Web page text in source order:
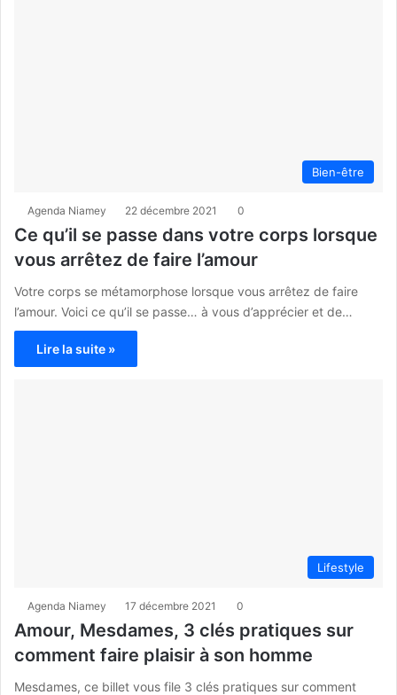
Bien-être
Agenda Niamey 22 décembre 2021 0
Ce qu’il se passe dans votre corps lorsque
vous arrêtez de faire l’amour
Votre corps se métamorphose lorsque vous arrêtez de faire
l’amour. Voici ce qu’il se passe… à vous d’apprécier et de…
Lire la suite »
Lifestyle
Agenda Niamey 17 décembre 2021 0
Amour, Mesdames, 3 clés pratiques sur
comment faire plaisir à son homme
Mesdames, ce billet vous file 3 clés pratiques sur comment